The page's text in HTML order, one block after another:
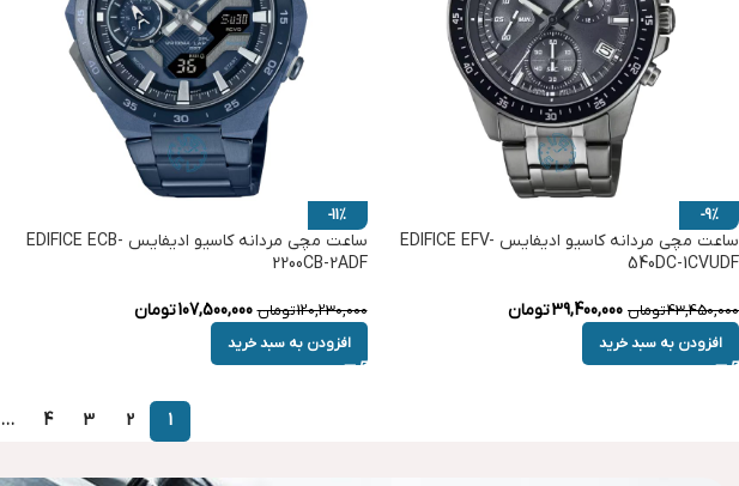
-9%
ساعت مچی مردانه کاسیو ادیفایس EDIFICE EFV-
540DC-1CVUDF
43,450,000تومان 39,400,000تومان
افزودن به سبد خرید
-11%
ساعت مچی مردانه کاسیو ادیفایس EDIFICE ECB-
2200CB-2ADF
120,230,000تومان 107,500,000تومان
افزودن به سبد خرید
1
2
3
4
…